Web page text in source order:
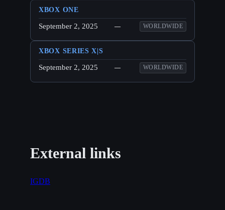
XBOX ONE
September 2, 2025 — WORLDWIDE
XBOX SERIES X|S
September 2, 2025 — WORLDWIDE
External links
IGDB